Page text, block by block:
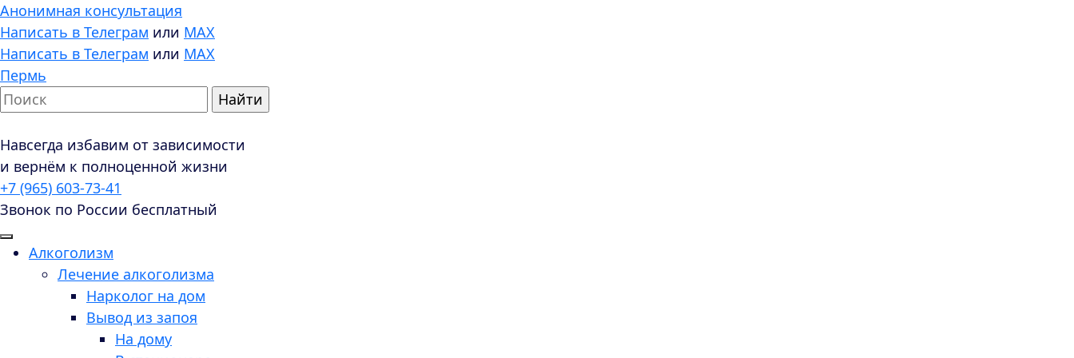
Анонимная консультация
Написать в Телеграм или MAX
Написать в Телеграм или MAX
Пермь
Навсегда избавим от зависимости
и вернём к полноценной жизни
+7 (965) 603-73-41
Звонок по России бесплатный
Алкоголизм
Лечение алкоголизма
Нарколог на дом
Вывод из запоя
На дому